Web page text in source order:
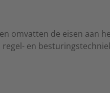
omvatten de eisen aan
regel- en